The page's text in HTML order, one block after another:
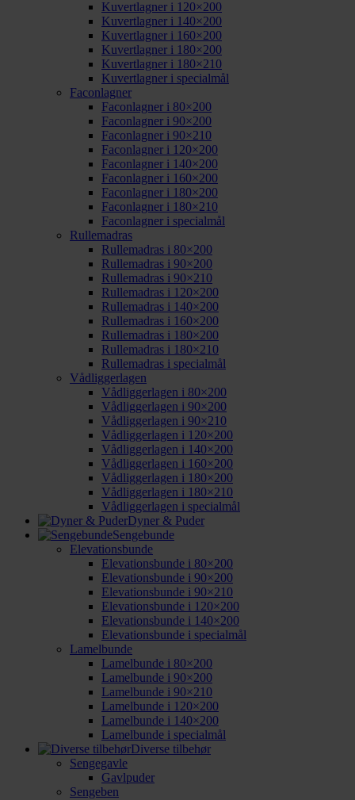
Kuvertlagner i 120×200
Kuvertlagner i 140×200
Kuvertlagner i 160×200
Kuvertlagner i 180×200
Kuvertlagner i 180×210
Kuvertlagner i specialmål
Faconlagner
Faconlagner i 80×200
Faconlagner i 90×200
Faconlagner i 90×210
Faconlagner i 120×200
Faconlagner i 140×200
Faconlagner i 160×200
Faconlagner i 180×200
Faconlagner i 180×210
Faconlagner i specialmål
Rullemadras
Rullemadras i 80×200
Rullemadras i 90×200
Rullemadras i 90×210
Rullemadras i 120×200
Rullemadras i 140×200
Rullemadras i 160×200
Rullemadras i 180×200
Rullemadras i 180×210
Rullemadras i specialmål
Vådliggerlagen
Vådliggerlagen i 80×200
Vådliggerlagen i 90×200
Vådliggerlagen i 90×210
Vådliggerlagen i 120×200
Vådliggerlagen i 140×200
Vådliggerlagen i 160×200
Vådliggerlagen i 180×200
Vådliggerlagen i 180×210
Vådliggerlagen i specialmål
Dyner & Puder
Sengebunde
Elevationsbunde
Elevationsbunde i 80×200
Elevationsbunde i 90×200
Elevationsbunde i 90×210
Elevationsbunde i 120×200
Elevationsbunde i 140×200
Elevationsbunde i specialmål
Lamelbunde
Lamelbunde i 80×200
Lamelbunde i 90×200
Lamelbunde i 90×210
Lamelbunde i 120×200
Lamelbunde i 140×200
Lamelbunde i specialmål
Diverse tilbehør
Sengegavle
Gavlpuder
Sengeben